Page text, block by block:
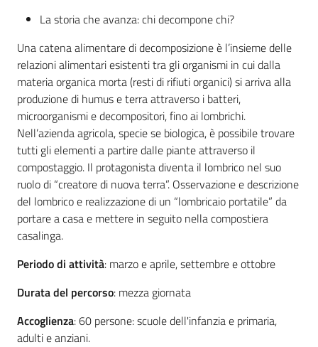
La storia che avanza: chi decompone chi?
Una catena alimentare di decomposizione è l’insieme delle
relazioni alimentari esistenti tra gli organismi in cui dalla
materia organica morta (resti di rifiuti organici) si arriva alla
produzione di humus e terra attraverso i batteri,
microorganismi e decompositori, fino ai lombrichi.
Nell’azienda agricola, specie se biologica, è possibile trovare
tutti gli elementi a partire dalle piante attraverso il
compostaggio. Il protagonista diventa il lombrico nel suo
ruolo di “creatore di nuova terra”. Osservazione e descrizione
del lombrico e realizzazione di un “lombricaio portatile” da
portare a casa e mettere in seguito nella compostiera
casalinga.
Periodo di attività: marzo e aprile, settembre e ottobre
Durata del percorso: mezza giornata
Accoglienza: 60 persone: scuole dell'infanzia e primaria,
adulti e anziani.